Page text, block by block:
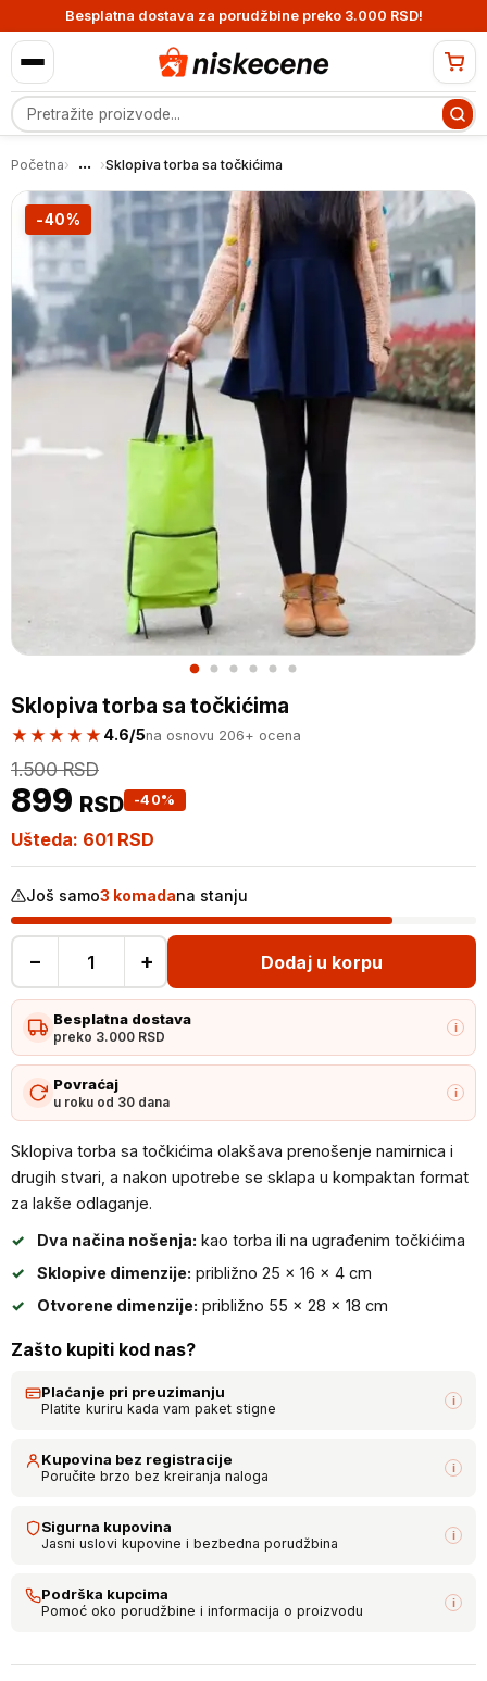
Besplatna dostava za porudžbine preko 3.000 RSD!
Pretraga proizvoda
Početna› ... ›Sklopiva torba sa točkićima
-40%
Sklopiva torba sa točkićima
★★★★★ 4.6/5na osnovu 206+ ocena
-40%
899 RSD
1.500RSD
Ušteda: 601 RSD
Još samo3 komadana stanju
torba
sa
točkićima
količina
− + Dodaj u korpu
Besplatna dostava
preko 3.000 RSD
i
Povraćaj
u roku od 30 dana
i
Sklopiva torba sa točkićima olakšava prenošenje namirnica i
drugih stvari, a nakon upotrebe se sklapa u kompaktan format
za lakše odlaganje.
Dva načina nošenja: kao torba ili na ugrađenim točkićima
Sklopive dimenzije: približno 25 × 16 × 4 cm
Otvorene dimenzije: približno 55 × 28 × 18 cm
Zašto kupiti kod nas?
Plaćanje pri preuzimanju
Platite kuriru kada vam paket stigne i
Kupovina bez registracije
Poručite brzo bez kreiranja naloga i
Sigurna kupovina
Jasni uslovi kupovine i bezbedna porudžbina i
Podrška kupcima
Pomoć oko porudžbine i informacija o proizvodu i